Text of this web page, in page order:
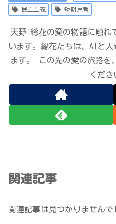
民主主義 短期思考
天野 総花の愛の物語に触れ
います。総花たちは、AIと
ます。 この先の愛の旅路を
くださ
関連記事
関連記事は見つかりませんで